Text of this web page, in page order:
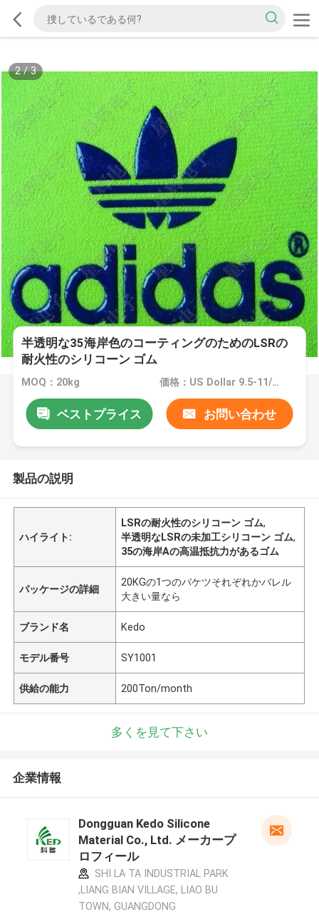
2/3
半透明な35海岸色のコーティングのためのLSRの
耐火性のシリコーン ゴム
MOQ：20kg 価格：US Dollar 9.5-11/kg
ベストプライス お問い合わせ
製品の説明
ハイライト:
LSRの耐火性のシリコーン ゴム,
半透明なLSRの未加工シリコーン ゴム,
35の海岸Aの高温抵抗力があるゴム
パッケージの詳細
20KGの1つのバケツそれぞれかバレル
大きい量なら
ブランド名 Kedo
モデル番号 SY1001
供給の能力 200Ton/month
多くを見て下さい
企業情報
Dongguan Kedo Silicone
Material Co., Ltd. メーカープ
ロフィール
SHI LA TA INDUSTRIAL PARK
,LIANG BIAN VILLAGE, LIAO BU
TOWN, GUANGDONG